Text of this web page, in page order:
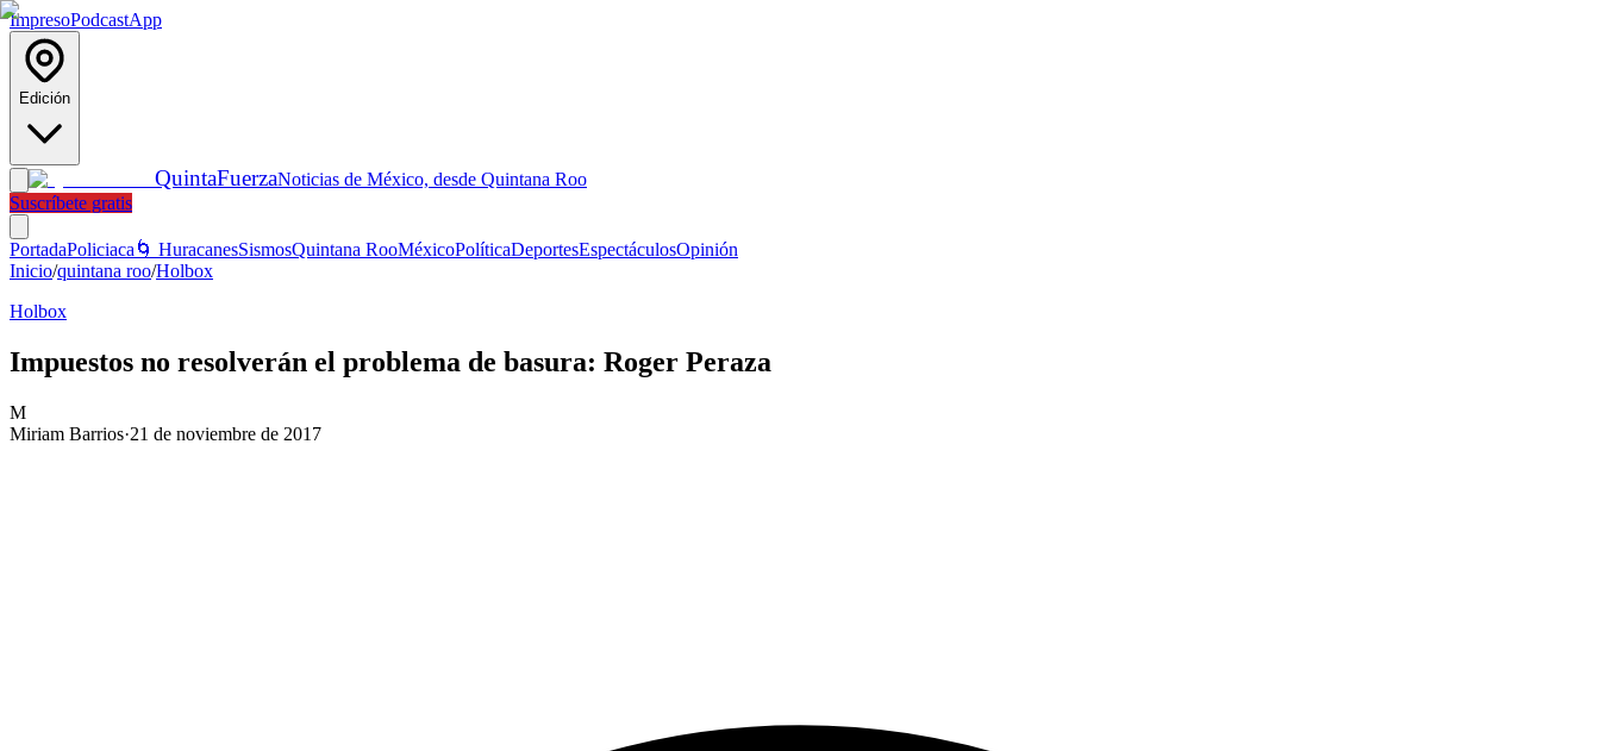
ImpresoPodcastApp
Edición
QuintaFuerzaNoticias de México, desde Quintana Roo
Suscríbete gratis
PortadaPoliciaca 🌀 HuracanesSismosQuintana RooMéxicoPolíticaDeportesEspectáculosOpinión
Inicio/quintana roo/Holbox
Holbox
Impuestos no resolverán el problema de basura: Roger Peraza
M
Miriam Barrios·21 de noviembre de 2017